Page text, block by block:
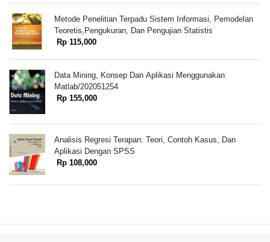
Metode Penelitian Terpadu Sistem Informasi, Pemodelan
Teoretis,Pengukuran, Dan Pengujian Statistis
Rp 115,000
Data Mining, Konsep Dan Aplikasi Menggunakan
Matlab/202051254
Rp 155,000
Analisis Regresi Terapan: Teori, Contoh Kasus, Dan
Aplikasi Dengan SPSS
Rp 108,000